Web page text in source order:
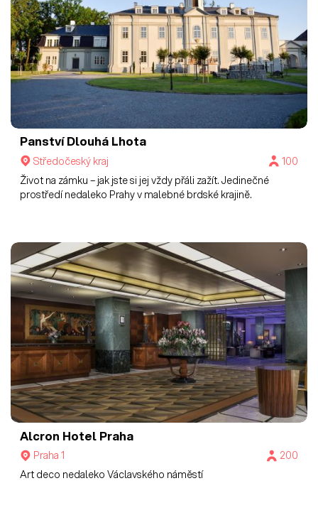
Panství Dlouhá Lhota
Středočeský kraj
100
Život na zámku – jak jste si jej vždy přáli zažít. Jedinečné
prostředí nedaleko Prahy v malebné brdské krajině.
Alcron Hotel Praha
Praha 1
200
Art deco nedaleko Václavského náměstí